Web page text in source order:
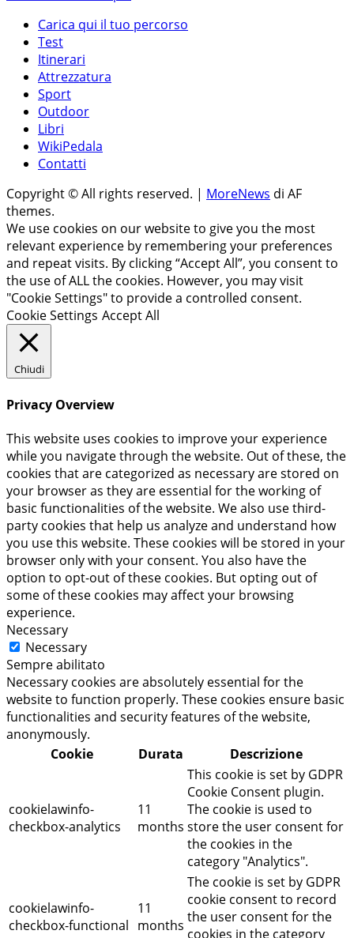
Carica qui il tuo percorso
Test
Itinerari
Attrezzatura
Sport
Outdoor
Libri
WikiPedala
Contatti
Copyright © All rights reserved. | MoreNews di AF
themes.
We use cookies on our website to give you the most
relevant experience by remembering your preferences
and repeat visits. By clicking “Accept All”, you consent to
the use of ALL the cookies. However, you may visit
"Cookie Settings" to provide a controlled consent.
Cookie Settings Accept All
Chiudi
Privacy Overview
This website uses cookies to improve your experience
while you navigate through the website. Out of these, the
cookies that are categorized as necessary are stored on
your browser as they are essential for the working of
basic functionalities of the website. We also use third-
party cookies that help us analyze and understand how
you use this website. These cookies will be stored in your
browser only with your consent. You also have the
option to opt-out of these cookies. But opting out of
some of these cookies may affect your browsing
experience.
Necessary
Necessary
Sempre abilitato
Necessary cookies are absolutely essential for the
website to function properly. These cookies ensure basic
functionalities and security features of the website,
anonymously.
Cookie
Durata Descrizione
cookielawinfo-
checkbox-analytics
11
months
This cookie is set by GDPR
Cookie Consent plugin.
The cookie is used to
store the user consent for
the cookies in the
category "Analytics".
cookielawinfo-
checkbox-functional
11
months
The cookie is set by GDPR
cookie consent to record
the user consent for the
cookies in the category